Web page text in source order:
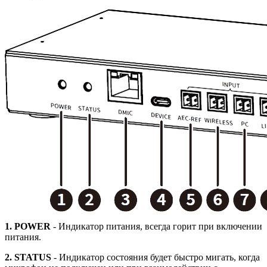
1. POWER - Индикатор питания, всегда горит при включении
питания.
2. STATUS - Индикатор состояния будет быстро мигать, когда